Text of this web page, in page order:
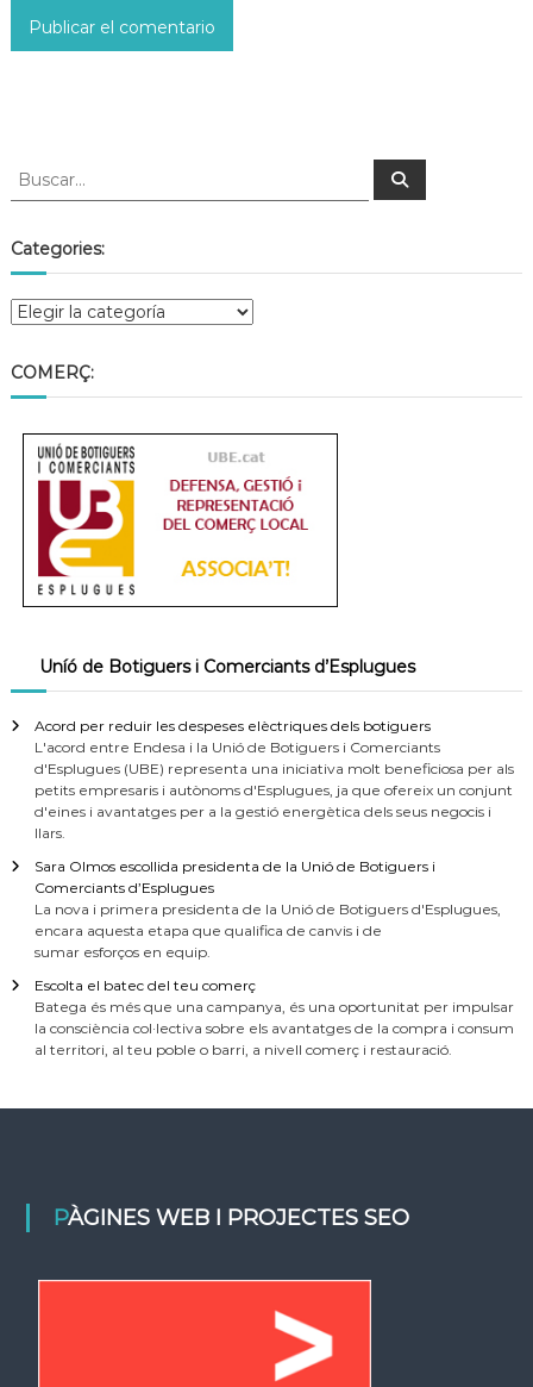
Categories:
COMERÇ:
Uníó de Botiguers i Comerciants d’Esplugues
Acord per reduir les despeses elèctriques dels botiguers
L'acord entre Endesa i la Unió de Botiguers i Comerciants
d'Esplugues (UBE) representa una iniciativa molt beneficiosa per als
petits empresaris i autònoms d'Esplugues, ja que ofereix un conjunt
d'eines i avantatges per a la gestió energètica dels seus negocis i
llars.
Sara Olmos escollida presidenta de la Unió de Botiguers i
Comerciants d’Esplugues
La nova i primera presidenta de la Unió de Botiguers d'Esplugues,
encara aquesta etapa que qualifica de canvis i de
sumar esforços en equip.
Escolta el batec del teu comerç
Batega és més que una campanya, és una oportunitat per impulsar
la consciència col·lectiva sobre els avantatges de la compra i consum
al territori, al teu poble o barri, a nivell comerç i restauració.
PÀGINES WEB I PROJECTES SEO